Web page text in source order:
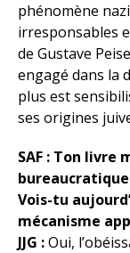
phénomène
irresponsables
de Gustave
engagé dans la
plus est
ses origines
SAF : Ton livre
Vois-tu
mécanisme
JJG :Oui,